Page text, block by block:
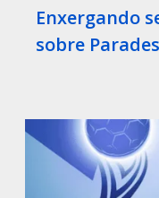
Enxergando
sobre